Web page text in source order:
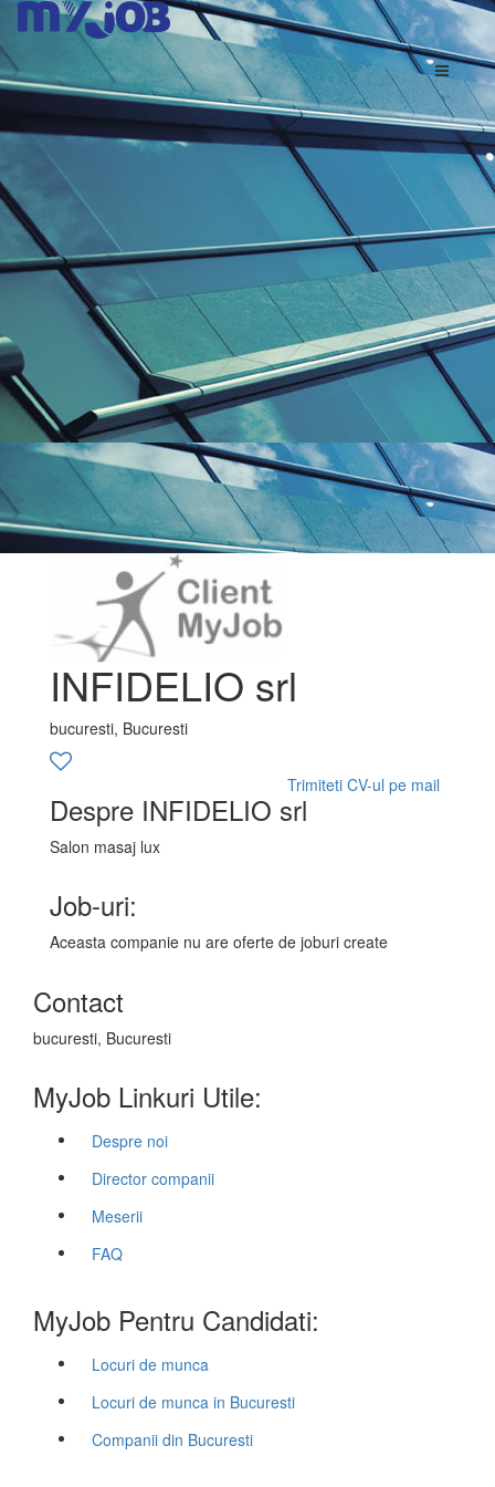
INFIDELIO srl
bucuresti, Bucuresti
Trimiteti CV-ul pe mail
Despre INFIDELIO srl
Salon masaj lux
Job-uri:
Aceasta companie nu are oferte de joburi create
Contact
bucuresti, Bucuresti
MyJob Linkuri Utile:
Despre noi
Director companii
Meserii
FAQ
MyJob Pentru Candidati:
Locuri de munca
Locuri de munca in Bucuresti
Companii din Bucuresti